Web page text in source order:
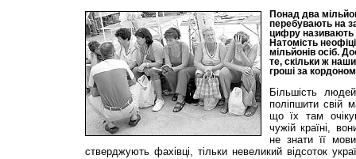
Понад два
перебувають на
цифру називають
Натомість
мільйонів осіб.
те, скільки ж
гроші за
Більшість
поліпшити свій
що їх там
чужій країні,
не знати її
стверджують фахівці, тільки невеликий відсоток